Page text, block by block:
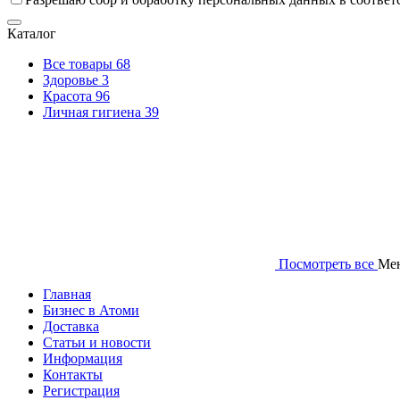
Каталог
Все товары 68
Здоровье 3
Красота 96
Личная гигиена 39
Посмотреть все
Главная
Бизнес в Атоми
Доставка
Статьи и новости
Информация
Контакты
Регистрация